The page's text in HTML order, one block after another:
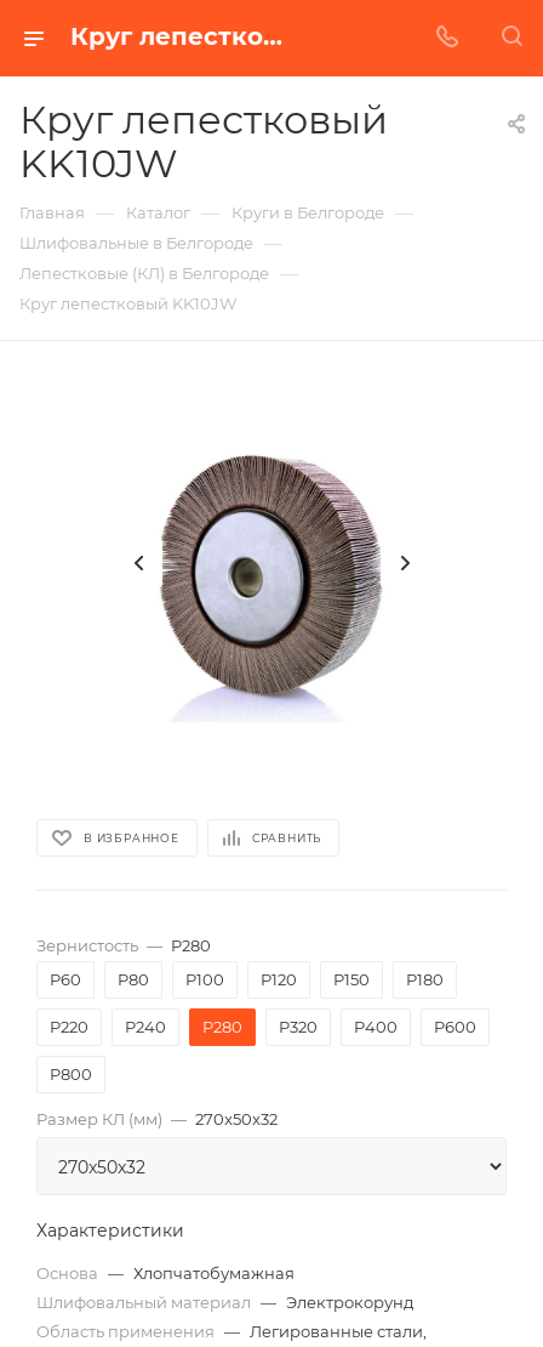
Круг лепестковый KK10JW в Белгороде | Купить по недорогой цене от Абразивного Завода
Круг лепестковый
KK10JW
Главная — Каталог — Круги в Белгороде —
Шлифовальные в Белгороде —
Лепестковые (КЛ) в Белгороде —
Круг лепестковый KK10JW
В ИЗБРАННОЕ СРАВНИТЬ
Зернистость — P280
P60
P80 P100 P120 P150 P180
P220 P240 P280 P320 P400 P600
P800
Размер КЛ (мм) — 270x50x32
Характеристики
Основа — Хлопчатобумажная
Шлифовальный материал — Электрокорунд
Область применения — Легированные стали,